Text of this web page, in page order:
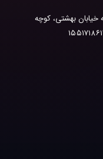
خیابان بهشتی، کوچه